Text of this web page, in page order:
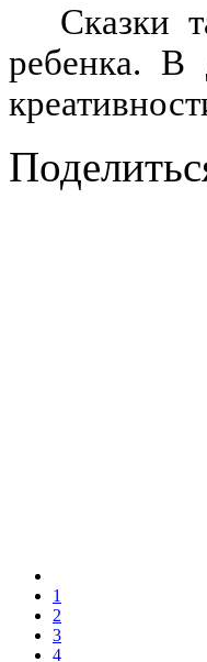
Сказки
ребенка. В
1
2
3
4